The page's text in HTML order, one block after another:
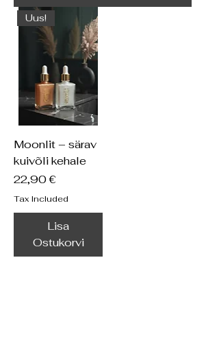
Uus!
Moonlit – särav
kuivõli kehale
Price
22,90 €
Tax Included
Lisa
Ostukorvi